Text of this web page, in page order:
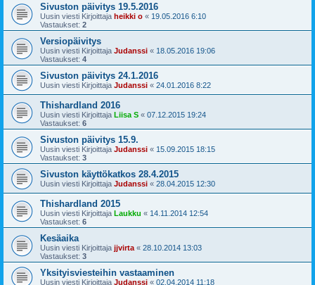
Sivuston päivitys 19.5.2016
Uusin viesti Kirjoittaja heikki o « 19.05.2016 6:10
Vastaukset: 2
Versiopäivitys
Uusin viesti Kirjoittaja Judanssi « 18.05.2016 19:06
Vastaukset: 4
Sivuston päivitys 24.1.2016
Uusin viesti Kirjoittaja Judanssi « 24.01.2016 8:22
Thishardland 2016
Uusin viesti Kirjoittaja Liisa S « 07.12.2015 19:24
Vastaukset: 6
Sivuston päivitys 15.9.
Uusin viesti Kirjoittaja Judanssi « 15.09.2015 18:15
Vastaukset: 3
Sivuston käyttökatkos 28.4.2015
Uusin viesti Kirjoittaja Judanssi « 28.04.2015 12:30
Thishardland 2015
Uusin viesti Kirjoittaja Laukku « 14.11.2014 12:54
Vastaukset: 6
Kesäaika
Uusin viesti Kirjoittaja jjvirta « 28.10.2014 13:03
Vastaukset: 3
Yksityisviesteihin vastaaminen
Uusin viesti Kirjoittaja Judanssi « 02.04.2014 11:18